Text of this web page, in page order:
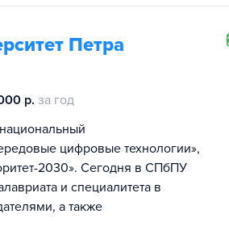
Петра
р. за год
цифровые технологии»,
2030». Сегодня в СПбПУ
и специалитета в
а также